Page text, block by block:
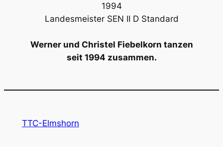
1994
Landesmeister SEN II D Standard
Werner und Christel Fiebelkorn tanzen
seit 1994 zusammen.
TTC-Elmshorn